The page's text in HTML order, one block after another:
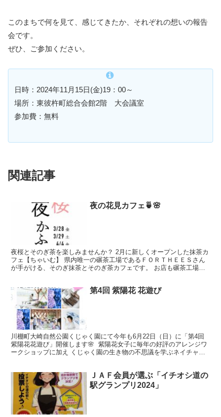
このまちで何を見て、感じてきたか、それぞれの想いの報告
会です。
ぜひ、ご参加ください。
日時：2024年11月15日(金)19：00～
場所：東彼杵町総合会館2階 大会議室
参加費：無料
関連記事
夜の花見カフェ🍵🌸
夜桜とそのぎ茶を楽しみませんか？ 2月に新しくオープンした抹茶カ
フェ【ちゃいむ】 県内唯一の碾茶工場であるＦＯＲＴＨＥＥＳさん
が手がける、そのぎ抹茶とそのぎ茶カフェです。 お店も碾茶工場の
第4回 紫陽花 花遊び
川棚町大崎自然公園くじゃく園にて今年も6月22日（日）に「第4回
紫陽花花遊び」開催します🌸 ⁡ 紫陽花女子に毎年の好評のアレンジワ
ークショップに加え くじゃく園の生き物の不思議を学ぶネイチャー
ＪＡＦ会員が選ぶ「イチオシ道の
駅グランプリ2024」